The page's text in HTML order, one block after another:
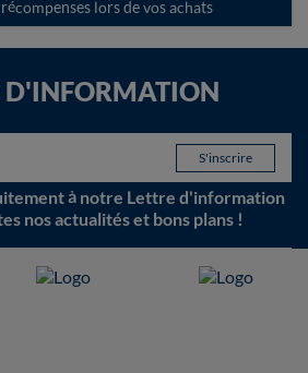
lors de vos achats
D'INFORMATION
à notre Lettre d'information
nos actualités et bons plans !